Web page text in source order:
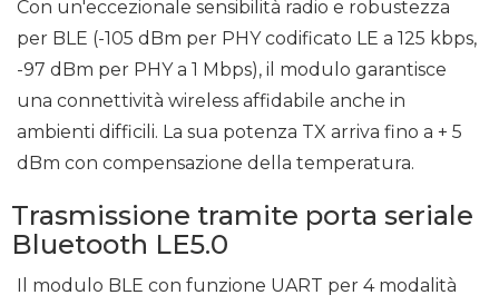
Con un'eccezionale sensibilità radio e robustezza
per BLE (-105 dBm per PHY codificato LE a 125 kbps,
-97 dBm per PHY a 1 Mbps), il modulo garantisce
una connettività wireless affidabile anche in
ambienti difficili. La sua potenza TX arriva fino a + 5
dBm con compensazione della temperatura.
Trasmissione tramite porta seriale
Bluetooth LE5.0
Il modulo BLE con funzione UART per 4 modalità